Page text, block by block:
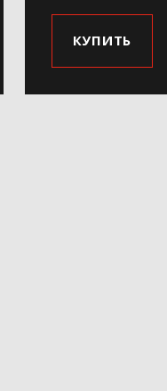
КУПИТЬ